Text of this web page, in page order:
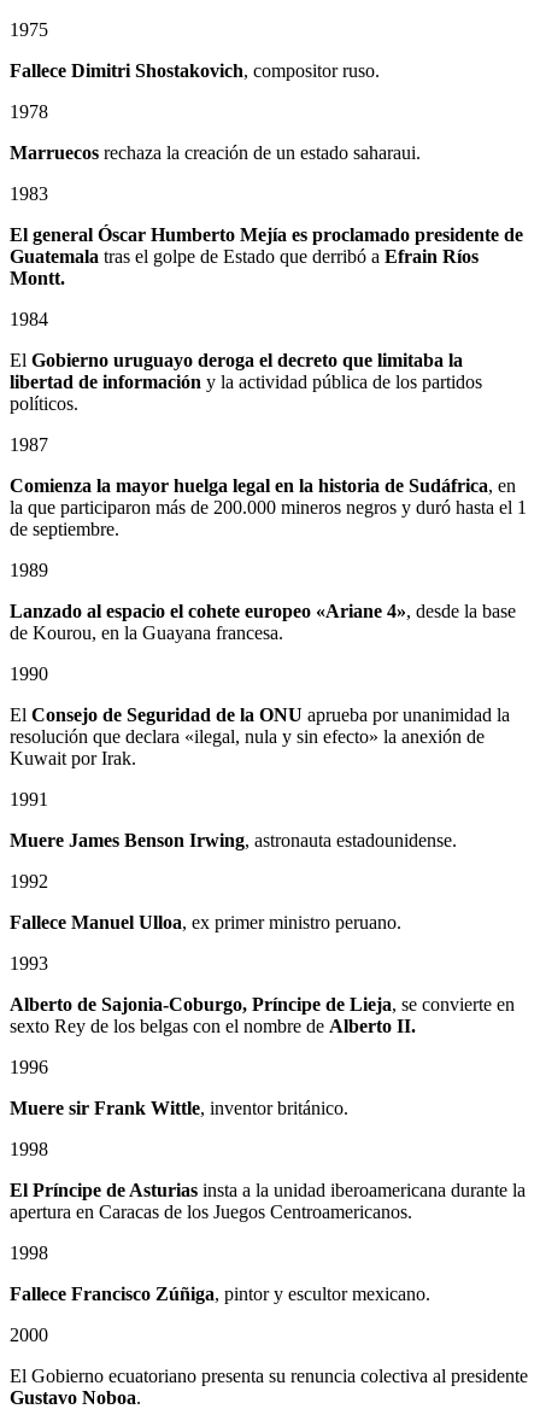
1975
Fallece Dimitri Shostakovich, compositor ruso.
1978
Marruecos rechaza la creación de un estado saharaui.
1983
El general Óscar Humberto Mejía es proclamado presidente de
Guatemala tras el golpe de Estado que derribó a Efrain Ríos
Montt.
1984
El Gobierno uruguayo deroga el decreto que limitaba la
libertad de información y la actividad pública de los partidos
políticos.
1987
Comienza la mayor huelga legal en la historia de Sudáfrica, en
la que participaron más de 200.000 mineros negros y duró hasta el 1
de septiembre.
1989
Lanzado al espacio el cohete europeo «Ariane 4», desde la base
de Kourou, en la Guayana francesa.
1990
El Consejo de Seguridad de la ONU aprueba por unanimidad la
resolución que declara «ilegal, nula y sin efecto» la anexión de
Kuwait por Irak.
1991
Muere James Benson Irwing, astronauta estadounidense.
1992
Fallece Manuel Ulloa, ex primer ministro peruano.
1993
Alberto de Sajonia-Coburgo, Príncipe de Lieja, se convierte en
sexto Rey de los belgas con el nombre de Alberto II.
1996
Muere sir Frank Wittle, inventor británico.
1998
El Príncipe de Asturias insta a la unidad iberoamericana durante la
apertura en Caracas de los Juegos Centroamericanos.
1998
Fallece Francisco Zúñiga, pintor y escultor mexicano.
2000
El Gobierno ecuatoriano presenta su renuncia colectiva al presidente
Gustavo Noboa.